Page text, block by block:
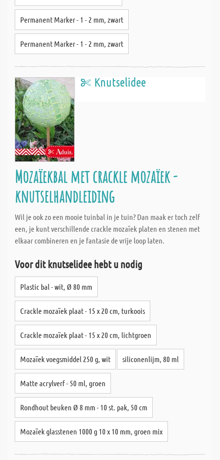
Permanent Marker - 1 - 2 mm, zwart
Permanent Marker - 1 - 2 mm, zwart
Knutselidee
Mozaïekbal met crackle mozaïek -
knutselhandleiding
Wil je ook zo een mooie tuinbal in je tuin? Dan maak er toch zelf
een, je kunt verschillende crackle mozaïek platen en stenen met
elkaar combineren en je fantasie de vrije loop laten.
Voor dit knutselidee hebt u nodig
Plastic bal - wit, Ø 80 mm
Crackle mozaïek plaat - 15 x 20 cm, turkoois
Crackle mozaïek plaat - 15 x 20 cm, lichtgroen
Mozaïek voegsmiddel 250 g, wit siliconenlijm, 80 ml
Matte acrylverf - 50 ml, groen
Rondhout beuken Ø 8 mm - 10 st. pak, 50 cm
Mozaïek glasstenen 1000 g 10 x 10 mm, groen mix